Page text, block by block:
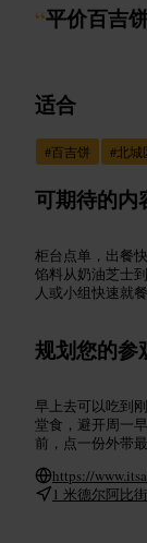
“平价百吉
适合
#百吉饼 #北城
可期待的内
柜台点单，出餐
馅料从奶油芝士
人或小组快速就餐
规划您的参
早上去可以吃到
堂食，避开周一
前，点一份外带最
https://
1 米德尔阿比